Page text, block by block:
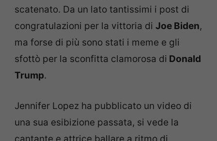
scatenato. Da un lato tantissimi i post di
congratulazioni per la vittoria di Joe Biden,
ma forse di più sono stati i meme e gli
sfottò per la sconfitta clamorosa di Donald
Trump.
Jennifer Lopez ha pubblicato un video di
una sua esibizione passata, si vede la
cantante e attrice ballare a ritmo di